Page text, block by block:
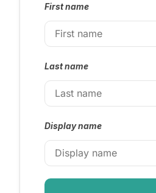
First name
Last name
Display name